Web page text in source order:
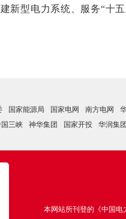
新型电力系统、服务“十
国家能源局 国家电网 南方电网
三峡 神华集团 国家开投 华润集团
本网站所刊登的《中国电